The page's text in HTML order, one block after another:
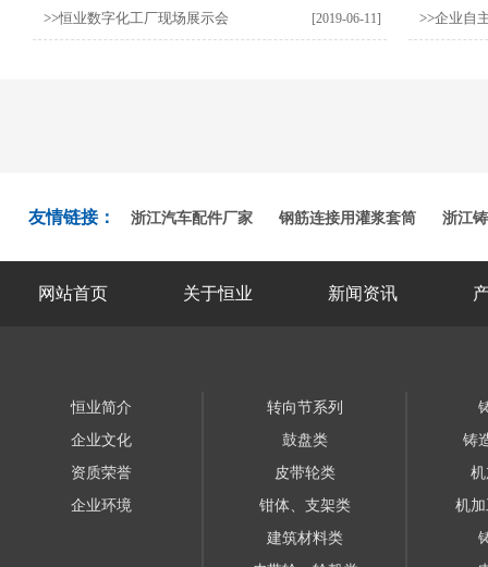
>>恒业数字化工厂现场展示会 [2019-06-11] >>企业自
友情链接： 浙江汽车配件厂家 钢筋连接用灌浆套筒 浙江
网站首页 关于恒业 新闻资讯
恒业简介
企业文化
资质荣誉
企业环境
转向节系列
鼓盘类
皮带轮类
钳体、支架类
建筑材料类
铸
机